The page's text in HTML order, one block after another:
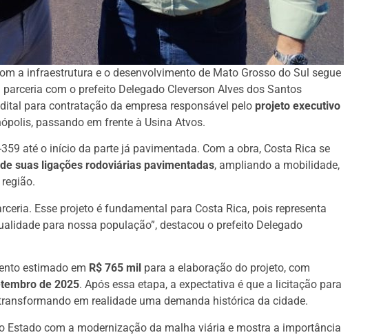
a infraestrutura e o desenvolvimento de Mato Grosso do Sul segue
com o prefeito Delegado Cleverson Alves dos Santos
para contratação da empresa responsável pelo projeto executivo
passando em frente à Usina Atvos.
359 até o início da parte já pavimentada. Com a obra, Costa Rica se
suas ligações rodoviárias pavimentadas, ampliando a mobilidade,
Esse projeto é fundamental para Costa Rica, pois representa
para nossa população”, destacou o prefeito Delegado
estimado em R$ 765 mil para a elaboração do projeto, com
de 2025. Após essa etapa, a expectativa é que a licitação para
em realidade uma demanda histórica da cidade.
Estado com a modernização da malha viária e mostra a importância